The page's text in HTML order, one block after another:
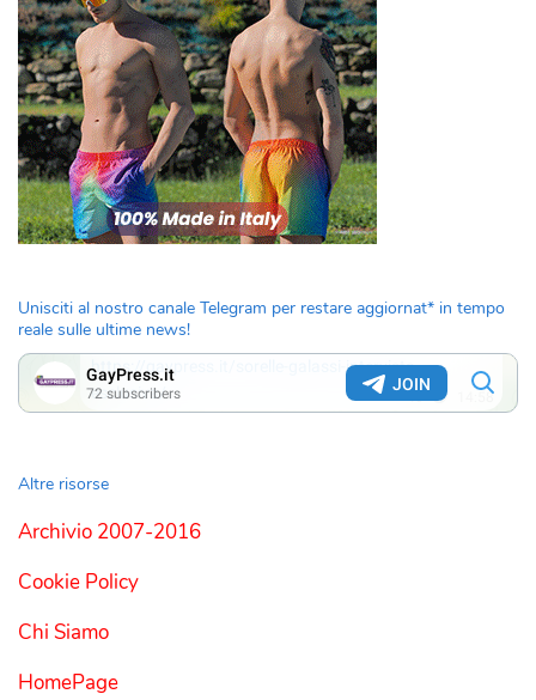
Unisciti al nostro canale Telegram per restare aggiornat* in tempo
reale sulle ultime news!
Altre risorse
Archivio 2007-2016
Cookie Policy
Chi Siamo
HomePage